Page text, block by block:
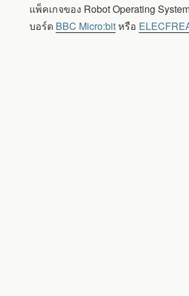
แพ็คเกจของ Robot Operating
บอร์ด BBC Micro:bitหรือ